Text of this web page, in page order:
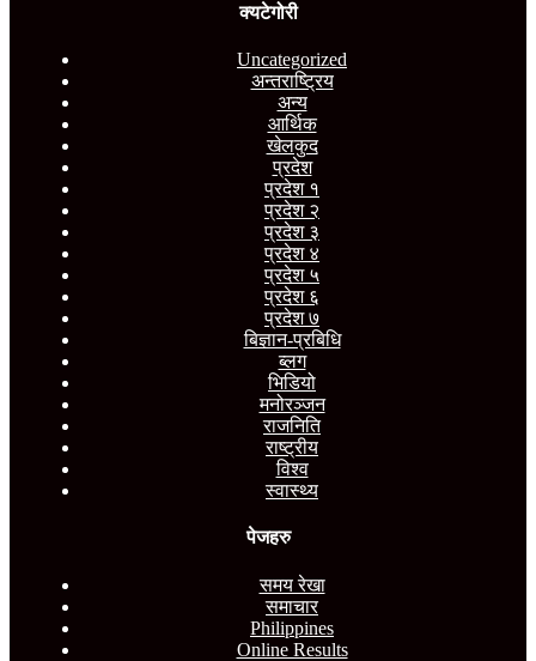
क्यटेगोरी
Uncategorized
अन्तराष्ट्रिय
अन्य
आर्थिक
खेलकुद
प्रदेश
प्रदेश १
प्रदेश २
प्रदेश ३
प्रदेश ४
प्रदेश ५
प्रदेश ६
प्रदेश ७
बिज्ञान-प्रबिधि
ब्लग
भिडियो
मनोरञ्जन
राजनिति
राष्ट्रीय
विश्व
स्वास्थ्य
पेजहरु
समय रेखा
समाचार
Philippines
Online Results